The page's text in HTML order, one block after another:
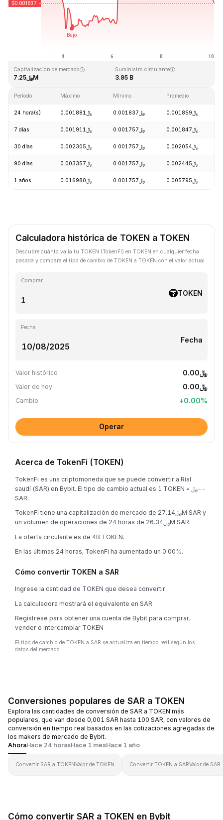
Última actualización: 2026-08-10, 02:41 GMT+0
Capitalización de mercado
﷼7.25M
Suministro circulante
3.95 B
Período Máximo Mínimo Promedio
24 hora(s) ﷼0.001881 ﷼0.001837 ﷼0.001859
7 días ﷼0.001911 ﷼0.001757 ﷼0.001847
30 días ﷼0.002305 ﷼0.001757 ﷼0.002054
90 días ﷼0.003357 ﷼0.001757 ﷼0.002445
1 años ﷼0.016980 ﷼0.001757 ﷼0.005795
Calculadora histórica de TOKEN a TOKEN
Descubre cuánto valía tu TOKEN (TokenFi) en TOKEN en cualquier fecha
pasada y compara el tipo de cambio de TOKEN a TOKEN con el valor actual.
Comprar
TOKEN
Fecha
Fecha
Valor histórico ﷼0.00
Valor de hoy ﷼0.00
Cambio +0.00%
Operar
Acerca de TokenFi (TOKEN)
TokenFi es una criptomoneda que se puede convertir a Rial
saudí (SAR) en Bybit. El tipo de cambio actual es 1 TOKEN = ﷼--
SAR.
TokenFi tiene una capitalización de mercado de ﷼27.14M SAR y
un volumen de operaciones de 24 horas de ﷼26.34M SAR.
La oferta circulante es de 4B TOKEN.
En las últimas 24 horas, TokenFi ha aumentado un 0.00%.
Cómo convertir TOKEN a SAR
Ingrese la cantidad de TOKEN que desea convertir
La calculadora mostrará el equivalente en SAR
Regístrese para obtener una cuenta de Bybit para comprar,
vender o intercambiar TOKEN
El tipo de cambio de TOKEN a SAR se actualiza en tiempo real según los
datos del mercado.
Conversiones populares de SAR a TOKEN
Explora las cantidades de conversión de SAR a TOKEN más
populares, que van desde 0,001 SAR hasta 100 SAR, con valores de
conversión en tiempo real basados en las cotizaciones agregadas de
los makers de mercado de Bybit.
AhoraHace 24 horasHace 1 mesHace 1 año
Convertir SAR a TOKENValor de TOKEN Convertir TOKEN a SARValor de SAR
Cómo convertir SAR a TOKEN en Bybit